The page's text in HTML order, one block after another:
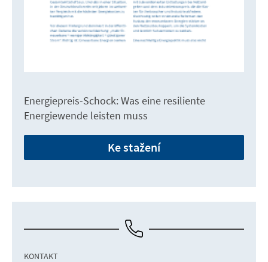
Energiepreis-Schock: Was eine resiliente
Energiewende leisten muss
Ke stažení
KONTAKT